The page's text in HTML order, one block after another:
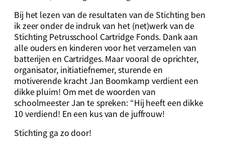
Bij het lezen van de resultaten van de Stichting ben
ik zeer onder de indruk van het (net)werk van de
Stichting Petrusschool Cartridge Fonds. Dank aan
alle ouders en kinderen voor het verzamelen van
batterijen en Cartridges. Maar vooral de oprichter,
organisator, initiatiefnemer, sturende en
motiverende kracht Jan Boomkamp verdient een
dikke pluim! Om met de woorden van
schoolmeester Jan te spreken: “Hij heeft een dikke
10 verdiend! En een kus van de juffrouw!
Stichting ga zo door!